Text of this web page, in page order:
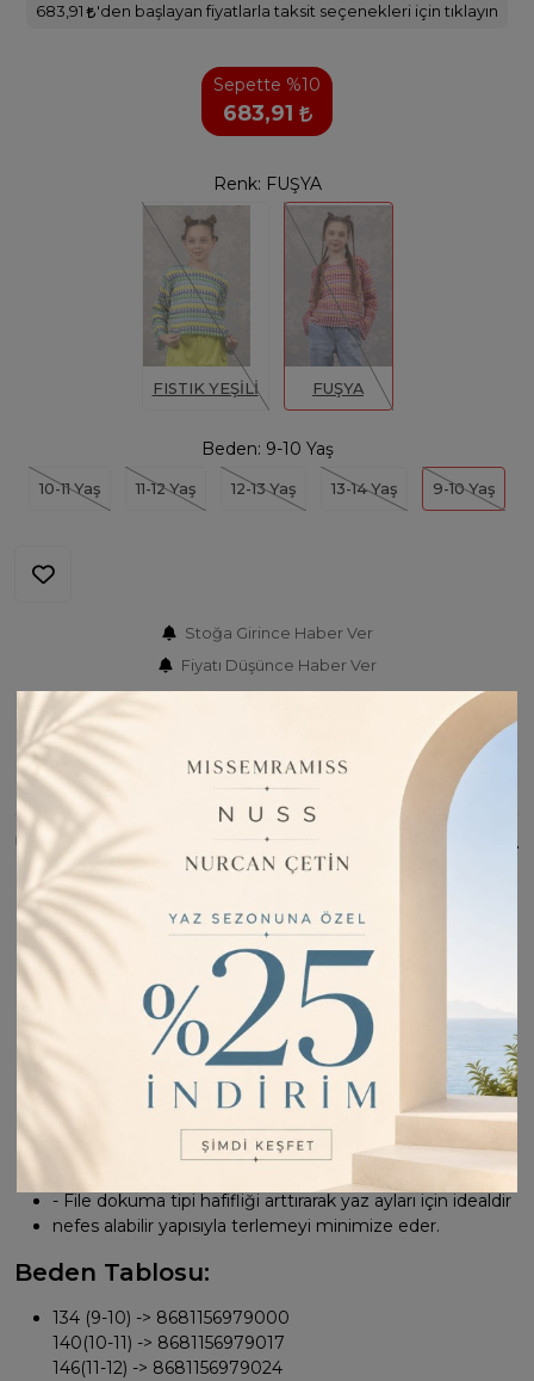
683,91 'den başlayan fiyatlarla taksit seçenekleri için tıklayın
Sepette %10
683,91
Renk: FUŞYA
FISTIK YEŞİLİ FUŞYA
Beden: 9-10 Yaş
10-11 Yaş 11-12 Yaş 12-13 Yaş 13-14 Yaş 9-10 Yaş
Stoğa Girince Haber Ver
Fiyatı Düşünce Haber Ver
İade Bilgisi:
Bu Ürünü Paylaş
ÜRÜN BILGISI
- Standart boy kesimi ile farklı vücut tiplerine uyum
sağlayarak her çocuğun rahatça giymesi için
tasarlanmıştır.
- Triko kumaşı, yumuşak dokusuyla cildi tahriş etmeden
sıcak tutar ve uzun süreli kullanımlarda bile formunu
- Canlı kırmızı rengiyle dikkat çekici ve enerjik bir
görünüm kazandırırken, desenli tasarımıyla göz alıcı
detaylar ekler.
- İspanyol kol tipi ile modern ve trend bir stil
oluştururken, bisiklet yakası zarif bir boynuz çizgisini ön
- File dokuma tipi hafifliği arttırarak yaz ayları için idealdir
nefes alabilir yapısıyla terlemeyi minimize eder.
Beden Tablosu:
134 (9-10) -> 8681156979000
140(10-11) -> 8681156979017
146(11-12) -> 8681156979024